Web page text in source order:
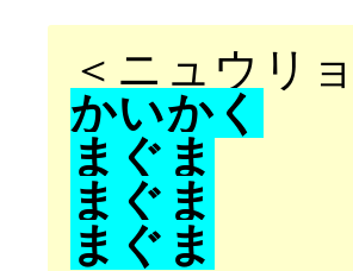
＜ニュウリ
かいか く
ま ぐ ま
ま ぐ ま
ま ぐ ま